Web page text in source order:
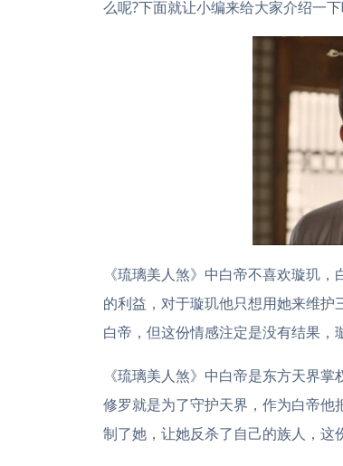
么呢?下面就让小编来给大家介绍一下
《琉璃美人煞》中白帝不喜欢璇玑
的利益，对于璇玑他只想用她来维
白帝，但这份情感注定是没有结果，
《琉璃美人煞》中白帝是东方天界
修罗就是为了守护天界，作为白帝
制了她，让她反杀了自己的族人，这